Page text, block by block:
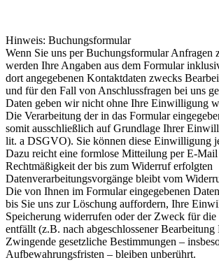
Hinweis: Buchungsformular
Wenn Sie uns per Buchungsformular Anfragen
werden Ihre Angaben aus dem Formular
dort angegebenen Kontaktdaten zwecks
und für den Fall von Anschlussfragen bei uns
Daten geben wir nicht ohne Ihre Einwilligung
Die Verarbeitung der in das Formular
somit ausschließlich auf Grundlage Ihrer
lit. a DSGVO). Sie können diese Einwilligung
Dazu reicht eine formlose Mitteilung per E-
Rechtmäßigkeit der bis zum Widerruf erfolgten
Datenverarbeitungsvorgänge bleibt vom
Die von Ihnen im Formular eingegebenen
bis Sie uns zur Löschung auffordern, Ihre
Speicherung widerrufen oder der Zweck für die
entfällt (z.B. nach abgeschlossener
Zwingende gesetzliche Bestimmungen –
Aufbewahrungsfristen – bleiben unberührt.